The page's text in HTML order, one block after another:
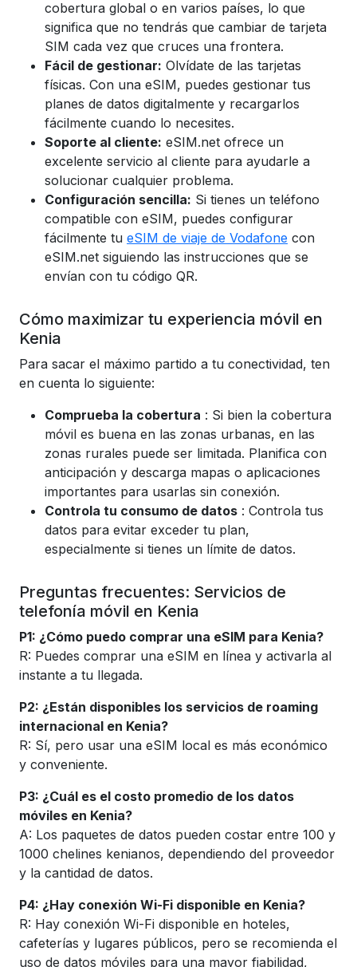
cobertura global o en varios países, lo que
significa que no tendrás que cambiar de tarjeta
SIM cada vez que cruces una frontera.
Fácil de gestionar: Olvídate de las tarjetas
físicas. Con una eSIM, puedes gestionar tus
planes de datos digitalmente y recargarlos
fácilmente cuando lo necesites.
Soporte al cliente: eSIM.net ofrece un
excelente servicio al cliente para ayudarle a
solucionar cualquier problema.
Configuración sencilla: Si tienes un teléfono
compatible con eSIM, puedes configurar
fácilmente tu eSIM de viaje de Vodafone con
eSIM.net siguiendo las instrucciones que se
envían con tu código QR.
Cómo maximizar tu experiencia móvil en
Kenia
Para sacar el máximo partido a tu conectividad, ten
en cuenta lo siguiente:
Comprueba la cobertura : Si bien la cobertura
móvil es buena en las zonas urbanas, en las
zonas rurales puede ser limitada. Planifica con
anticipación y descarga mapas o aplicaciones
importantes para usarlas sin conexión.
Controla tu consumo de datos : Controla tus
datos para evitar exceder tu plan,
especialmente si tienes un límite de datos.
Preguntas frecuentes: Servicios de
telefonía móvil en Kenia
P1: ¿Cómo puedo comprar una eSIM para Kenia?
R: Puedes comprar una eSIM en línea y activarla al
instante a tu llegada.
P2: ¿Están disponibles los servicios de roaming
internacional en Kenia?
R: Sí, pero usar una eSIM local es más económico
y conveniente.
P3: ¿Cuál es el costo promedio de los datos
móviles en Kenia?
A: Los paquetes de datos pueden costar entre 100 y
1000 chelines kenianos, dependiendo del proveedor
y la cantidad de datos.
P4: ¿Hay conexión Wi-Fi disponible en Kenia?
R: Hay conexión Wi-Fi disponible en hoteles,
cafeterías y lugares públicos, pero se recomienda el
uso de datos móviles para una mayor fiabilidad,